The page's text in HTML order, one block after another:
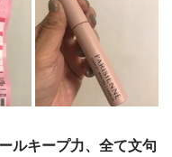
ルキープ力、全て文句